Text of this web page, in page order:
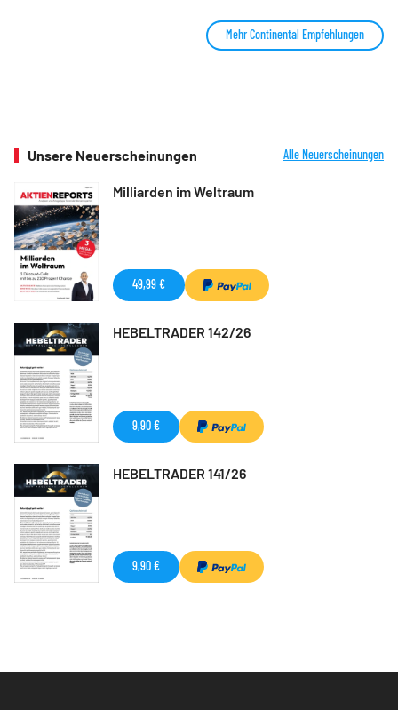
Mehr Continental Empfehlungen
Unsere Neuerscheinungen Alle Neuerscheinungen
Milliarden im Weltraum
49,99 €
HEBELTRADER 142/26
9,90 €
HEBELTRADER 141/26
9,90 €